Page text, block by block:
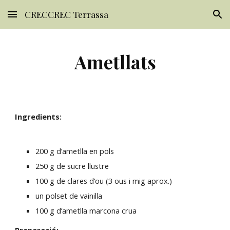
Skip to main content Skip to navigation
CRECCREC Terrassa
Ametllats
Ingredients:
200 g d’ametlla en pols
250 g de sucre llustre
100 g de clares d’ou (3 ous i mig aprox.)
un polset de vainilla
100 g d’ametlla marcona crua